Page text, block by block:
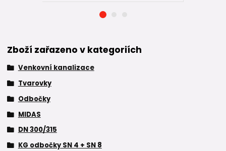
Zboží zařazeno v kategoriích
Venkovní kanalizace
Tvarovky
Odbočky
MIDAS
DN 300/315
KG odbočky SN 4 + SN 8